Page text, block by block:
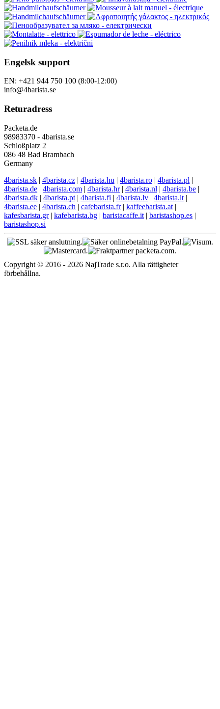
Engelsk support
EN: +421 944 750 100 (8:00-12:00)
info@4barista.se
Returadress
Packeta.de
98983370 - 4barista.se
Schloßplatz 2
086 48 Bad Brambach
Germany
4barista.sk | 4barista.cz | 4barista.hu | 4barista.ro | 4barista.pl |
4barista.de | 4barista.com | 4barista.hr| 4barista.nl | 4barista.be |
4barista.dk | 4barista.pt | 4barista.fi | 4barista.lv | 4barista.lt |
4barista.ee | 4barista.ch | cafebarista.fr| kaffeebarista.at |
kafesbarista.gr| kafebarista.bg | baristacaffe.it | baristashop.es |
baristashop.si
Copyright © 2016 - 2026 NajTrade s.r.o. Alla rättigheter
förbehållna.